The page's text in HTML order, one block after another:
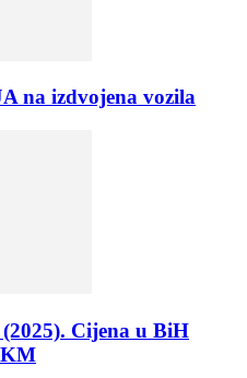
na izdvojena vozila
Cijena u BiH
KM